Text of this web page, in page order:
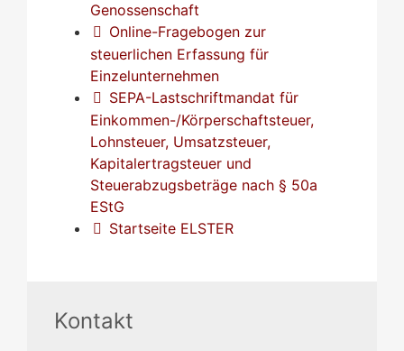
Genossenschaft
Online-Fragebogen zur
steuerlichen Erfassung für
Einzelunternehmen
SEPA-Lastschriftmandat für
Einkommen-/Körperschaftsteuer,
Lohnsteuer, Umsatzsteuer,
Kapitalertragsteuer und
Steuerabzugsbeträge nach § 50a
EStG
Startseite ELSTER
Kontakt